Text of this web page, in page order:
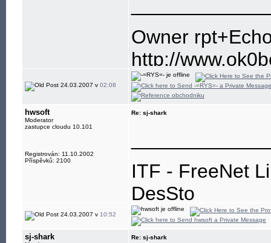
Owner
http://
http://
http://aprs.fi/
24.03.2007 v 02:08
hwsoft
Moderator
zastupce cloudu 10.101
Registrován: 11.10.2002
Příspěvků: 2100
Re: sj-shark
ITF - FreeNet
DesSto
jabber:
24.03.2007 v 10:52
sj-shark Re: sj-shark